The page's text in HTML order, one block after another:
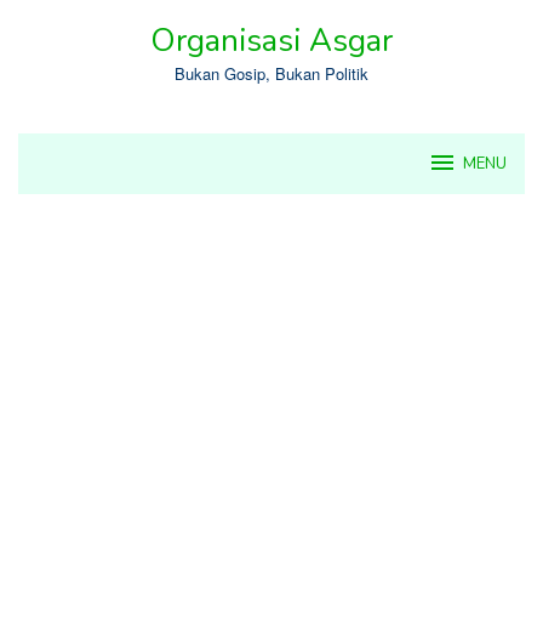
Organisasi Asgar
Bukan Gosip, Bukan Politik
MENU